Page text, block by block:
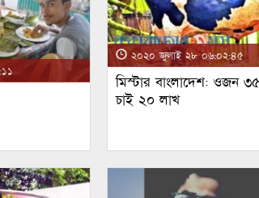
২০২০ জুলাই ২৮ ০৬:০২:৪৫
মিস্টার বাংলাদেশ: ওজন
চাই ২০ লাখ